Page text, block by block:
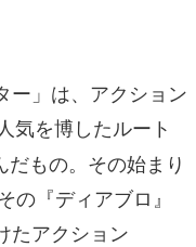
ー」は、アクション
気を博したルート
もの。その始まり
の『ディアブロ』
たアクション